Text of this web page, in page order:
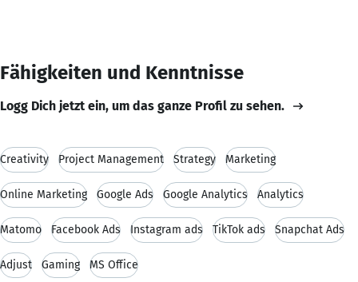
Fähigkeiten und Kenntnisse
Logg Dich jetzt ein, um das ganze Profil zu sehen.
Creativity Project Management Strategy Marketing
Online Marketing Google Ads Google Analytics Analytics
Matomo Facebook Ads Instagram ads TikTok ads Snapchat Ads
Adjust Gaming MS Office